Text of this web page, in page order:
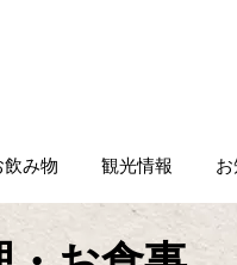
飲み物 観光情報